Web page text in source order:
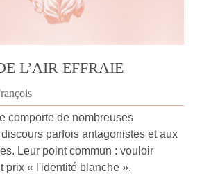
L’AIR EFFRAIE
comporte de nombreuses
parfois antagonistes et aux
Leur point commun : vouloir
prix « l'identité blanche ».